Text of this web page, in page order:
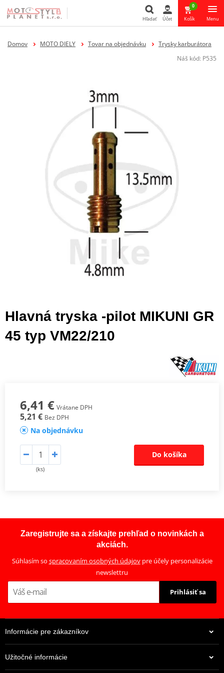
Hľadať
Hľadať Účet
0
Košík Menu
Domov MOTO DIELY Tovar na objednávku
Trysky karburátora
Náš kód: P535
Hlavná tryska -pilot MIKUNI GR
45 typ VM22/210
6,41 € Vrátane DPH
5,21 € Bez DPH
Na objednávku
(ks)
Do košíka
Zaregistrujte sa a získajte prehľad o novinkách a
akciách.
Súhlasím so spracovaním osobných údajovpre účely personalizácie
newslettru
Prihlásiť sa
Informácie pre zákazníkov
Užitočné informácie